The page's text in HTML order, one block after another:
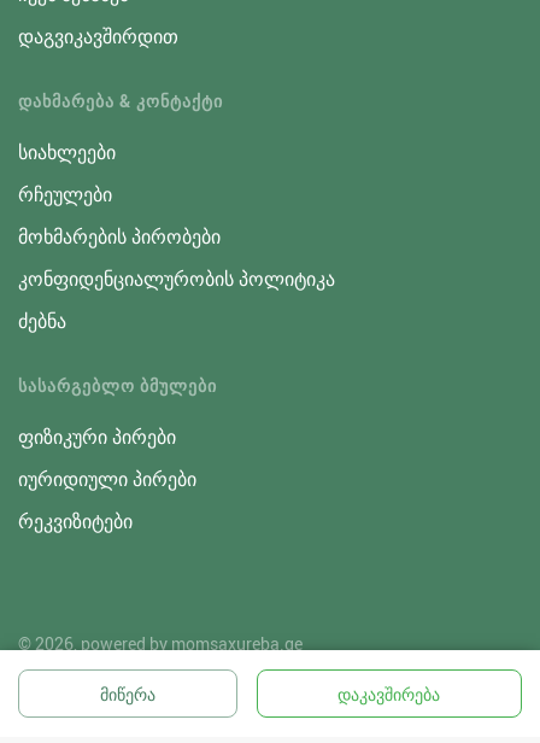
დაგვიკავშირდით
ᲓᲐᲮᲛᲐᲠᲔᲑᲐ & ᲙᲝᲜᲢᲐᲥᲢᲘ
სიახლეები
რჩეულები
მოხმარების პირობები
კონფიდენციალურობის პოლიტიკა
ძებნა
ᲡᲐᲡᲐᲠᲒᲔᲑᲚᲝ ᲑᲛᲣᲚᲔᲑᲘ
ფიზიკური პირები
იურიდიული პირები
რეკვიზიტები
© 2026, powered by momsaxureba.ge